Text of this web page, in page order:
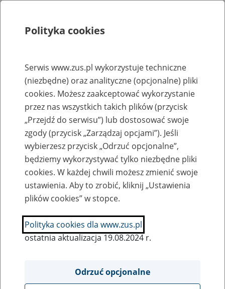
Rejestry, ewidencje i archiwa
Baza zlikwidowanych lub
przekształconych zakładów pracy
Nazwa zakładu pracy:
SZUKAJ
Polityka cookies
Serwis www.zus.pl wykorzystuje techniczne
(niezbędne) oraz analityczne (opcjonalne) pliki
cookies. Możesz zaakceptować wykorzystanie
przez nas wszystkich takich plików (przycisk
„Przejdź do serwisu”) lub dostosować swoje
zgody (przycisk „Zarządzaj opcjami”). Jeśli
wybierzesz przycisk „Odrzuć opcjonalne”,
będziemy wykorzystywać tylko niezbędne pliki
cookies. W każdej chwili możesz zmienić swoje
ustawienia. Aby to zrobić, kliknij „Ustawienia
plików cookies” w stopce.
Polityka cookies dla www.zus.pl
ostatnia aktualizacja 19.08.2024 r.
Odrzuć opcjonalne